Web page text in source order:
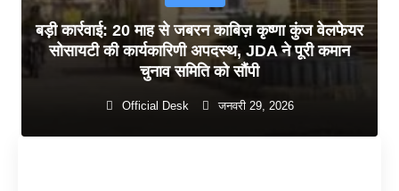
बड़ी कार्रवाई: 20 माह से जबरन काबिज़ कृष्णा कुंज वेलफेयर
सोसायटी की कार्यकारिणी अपदस्थ, JDA ने पूरी कमान
चुनाव समिति को सौंपी
Official Desk जनवरी 29, 2026